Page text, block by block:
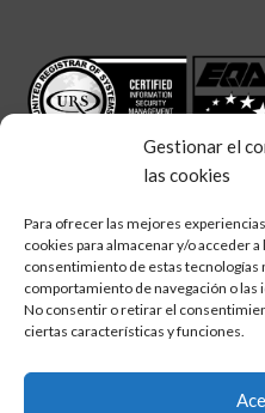
Gestionar el
las cookies
Para ofrecer las mejores
cookies para almacenar y/o acceder
consentimiento de estas
comportamiento de navegación o
No consentir o retirar el
ciertas características y funciones.
Síguenos en:
linkedintwitterfacebook